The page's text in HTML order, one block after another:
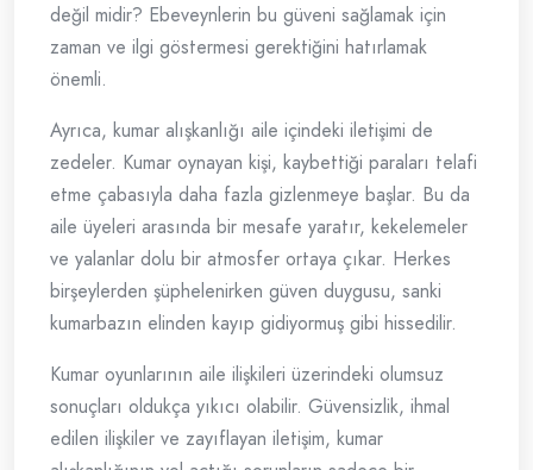
değil midir? Ebeveynlerin bu güveni sağlamak için
zaman ve ilgi göstermesi gerektiğini hatırlamak
önemli.
Ayrıca, kumar alışkanlığı aile içindeki iletişimi de
zedeler. Kumar oynayan kişi, kaybettiği paraları telafi
etme çabasıyla daha fazla gizlenmeye başlar. Bu da
aile üyeleri arasında bir mesafe yaratır, kekelemeler
ve yalanlar dolu bir atmosfer ortaya çıkar. Herkes
birşeylerden şüphelenirken güven duygusu, sanki
kumarbazın elinden kayıp gidiyormuş gibi hissedilir.
Kumar oyunlarının aile ilişkileri üzerindeki olumsuz
sonuçları oldukça yıkıcı olabilir. Güvensizlik, ihmal
edilen ilişkiler ve zayıflayan iletişim, kumar